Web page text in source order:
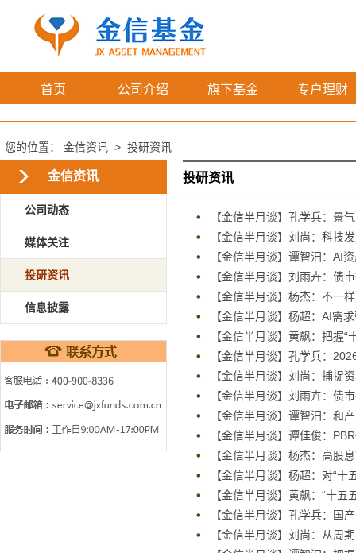
首页 公司介绍 旗下基金 专户理财
您的位置： 金信资讯 > 投研资讯
金信资讯
公司动态
媒体关注
投研资讯
信息披露
投研资讯
【金信半月谈】孔学兵：
【金信半月谈】刘尚：科技
【金信半月谈】谭智汨：AI
【金信半月谈】刘雨卉：债
【金信半月谈】杨杰：不一
【金信半月谈】杨超：AI需
【金信半月谈】黄飙：把握
【金信半月谈】孔学兵：
【金信半月谈】刘尚：捕捉
【金信半月谈】刘雨卉：债
【金信半月谈】谭智汨：和
【金信半月谈】谭佳俊：
【金信半月谈】杨杰：高股
【金信半月谈】杨超：对“
【金信半月谈】黄飙：“十
【金信半月谈】孔学兵：国
【金信半月谈】刘尚：从周